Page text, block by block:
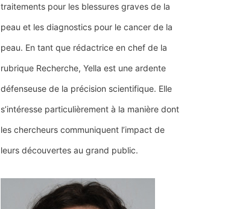
traitements pour les blessures graves de la
peau et les diagnostics pour le cancer de la
peau. En tant que rédactrice en chef de la
rubrique Recherche, Yella est une ardente
défenseuse de la précision scientifique. Elle
s’intéresse particulièrement à la manière dont
les chercheurs communiquent l’impact de
leurs découvertes au grand public.